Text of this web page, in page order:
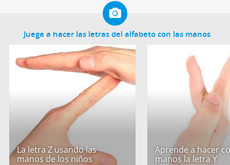
Juega a hacer las letras del alfabeto con las manos
La letra Z usando las
manos de los niños
Aprende a hacer
manos la letra Y